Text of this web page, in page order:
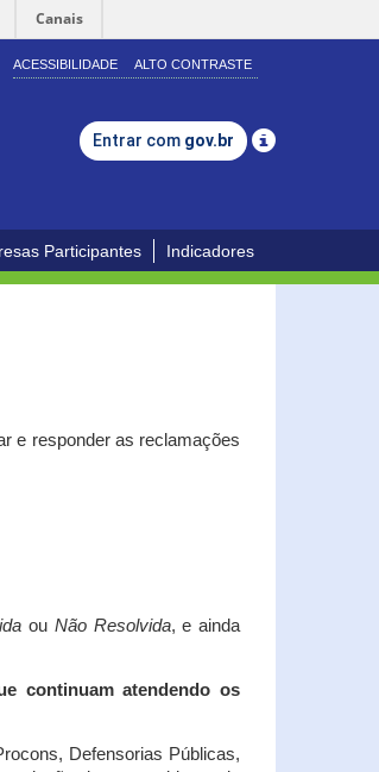
Canais
ACESSIBILIDADE ALTO CONTRASTE
Entrar com gov.br
Participantes Indicadores
e responder as reclamações
ou Não Resolvida, e ainda
continuam atendendo os
Defensorias Públicas,